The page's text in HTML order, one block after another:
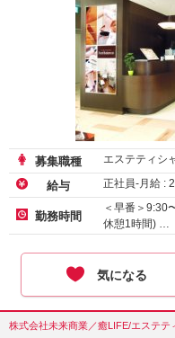
募集職種 エステティシ
給与 正社員-月給 :
勤務時間
＜早番＞9:30
休憩1時間) …
気になる
株式会社未来商業／癒LIFE/エステテ